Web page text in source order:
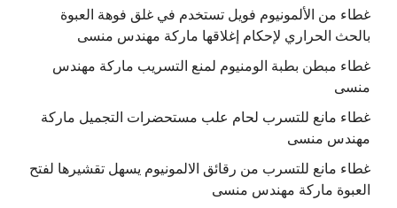
غطاء من الألمونيوم فويل تستخدم في غلق فوهة العبوة
بالحث الحراري لإحكام إغلاقها ماركة مهندس منسى
غطاء مبطن بطبة الومنيوم لمنع التسريب ماركة مهندس
منسى
غطاء مانع للتسرب لحام علب مستحضرات التجميل ماركة
مهندس منسى
غطاء مانع للتسرب من رقائق الالمونيوم يسهل تقشيرها لفتح
العبوة ماركة مهندس منسى